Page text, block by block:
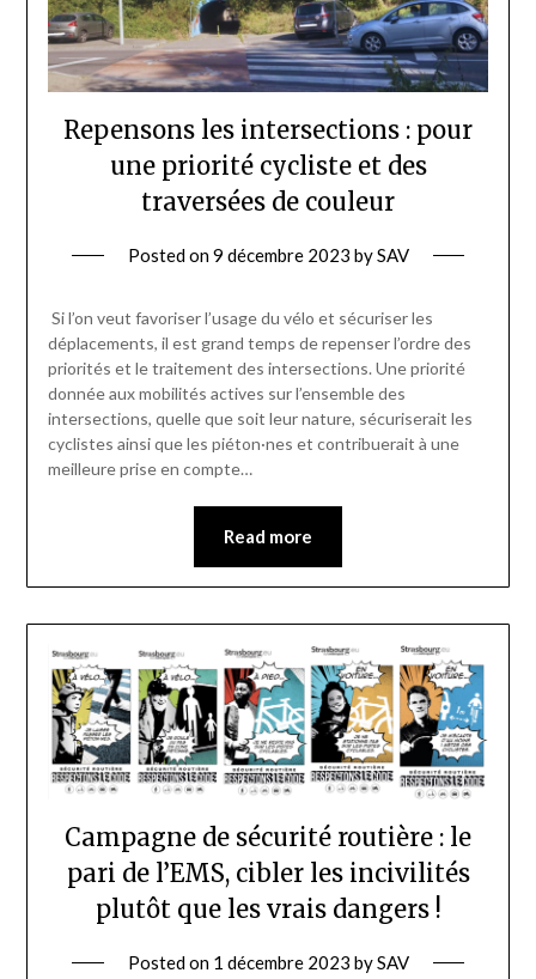
Repensons les intersections : pour
une priorité cycliste et des
traversées de couleur
Posted on9 décembre 2023 bySAV
Si l’on veut favoriser l’usage du vélo et sécuriser les
déplacements, il est grand temps de repenser l’ordre des
priorités et le traitement des intersections. Une priorité
donnée aux mobilités actives sur l’ensemble des
intersections, quelle que soit leur nature, sécuriserait les
cyclistes ainsi que les piéton·nes et contribuerait à une
meilleure prise en compte…
Read more
Campagne de sécurité routière : le
pari de l’EMS, cibler les incivilités
plutôt que les vrais dangers !
Posted on 1 décembre 2023 bySAV